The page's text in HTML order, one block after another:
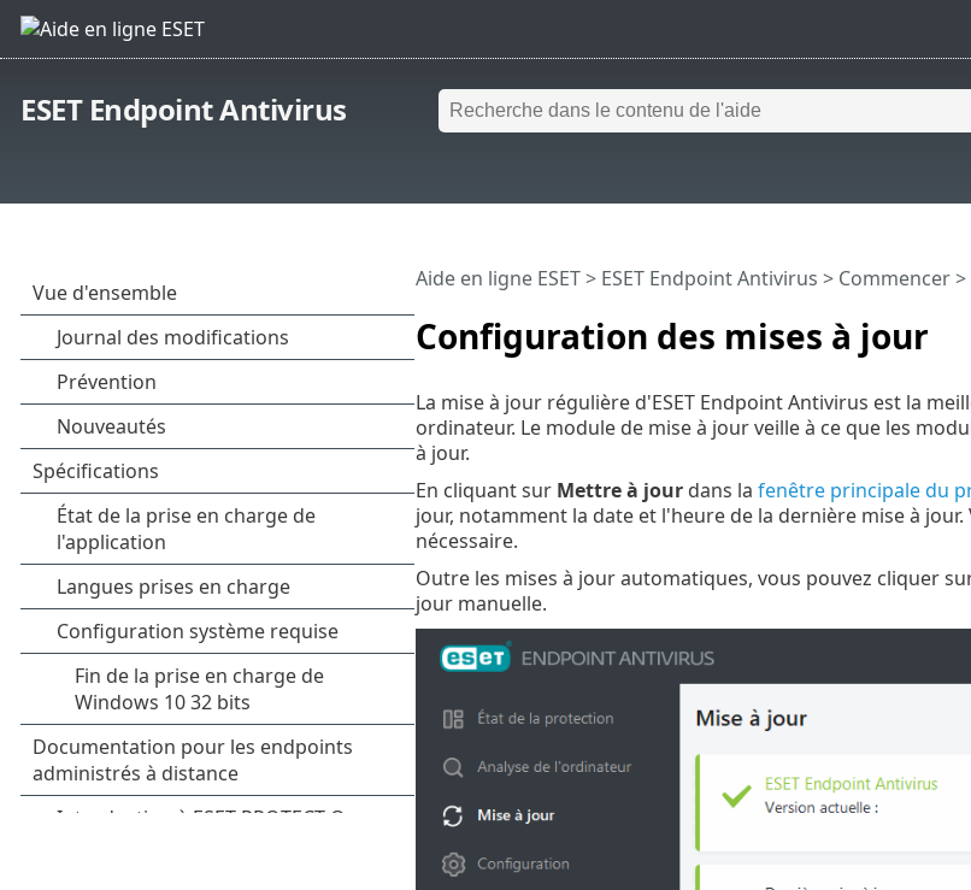
ESET Endpoint Antivirus
Configuration des mises à jour
Aide en ligne ESET> ESET Endpoint Antivirus > Commencer>
La mise à jour régulière d'ESET Endpoint Antivirus est la
ordinateur. Le module de mise à jour veille à ce que les
à jour.
En cliquant sur Mettre à jourdans la fenêtre principale du
jour, notamment la date et l'heure de la dernière mise à
nécessaire.
Outre les mises à jour automatiques, vous pouvez cliquer
jour manuelle.